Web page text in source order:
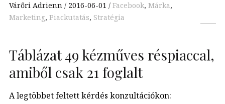
Várőri Adrienn 2016-06-01 Facebook, Márka,
Marketing, Piackutatás, Stratégia
Táblázat 49 kézműves réspiaccal,
amiből csak 21 foglalt
A legtöbbet feltett kérdés konzultációkon: